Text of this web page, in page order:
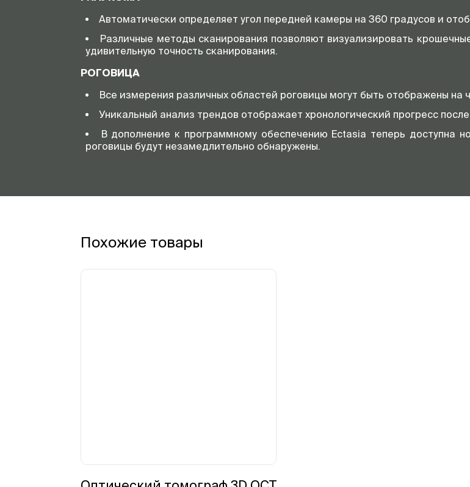
Автоматически определяет угол передней камеры на 360 градусов и
Различные методы сканирования позволяют визуализировать
удивительную точность сканирования.
РОГОВИЦА
Все измерения различных областей роговицы могут быть отображены на
Уникальный анализ трендов отображает хронологический прогресс
В дополнение к программному обеспечению Ectasia теперь доступна
роговицы будут незамедлительно обнаружены.
Похожие товары